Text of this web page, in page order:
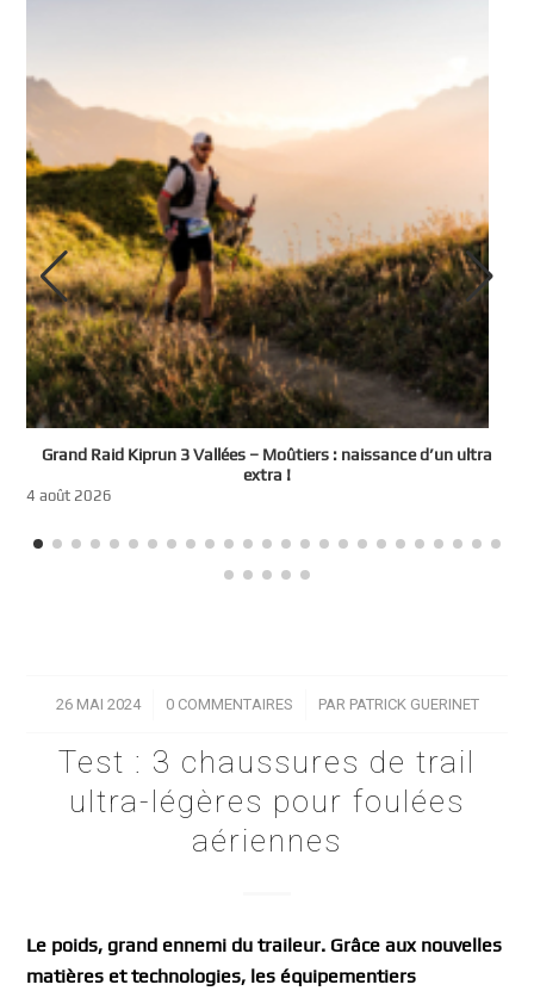
Grand Raid Kiprun 3 Vallées – Moûtiers : naissance d’un ultra
extra !
4 août 2026
26 MAI 2024
/ 0 COMMENTAIRES
/ PAR PATRICK GUERINET
Test : 3 chaussures de trail
ultra-légères pour foulées
aériennes
Le poids, grand ennemi du traileur. Grâce aux nouvelles
matières et technologies, les équipementiers